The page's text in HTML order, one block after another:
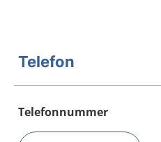
Telefon
Telefonnummer